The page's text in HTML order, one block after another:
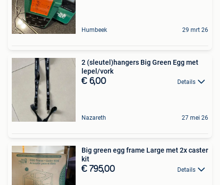
Humbeek 29 mrt 26
2 (sleutel)hangers Big Green Egg met
lepel/vork
€ 6,00 Details
Nazareth 27 mei 26
Big green egg frame Large met 2x caster
kit
€ 795,00 Details